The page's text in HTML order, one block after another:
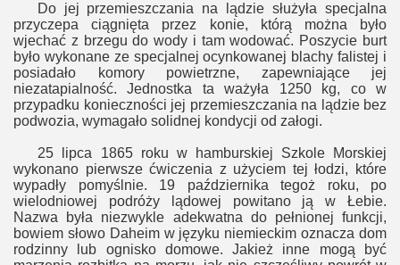
Do jej przemieszczania na lądzie służyła specjalna
przyczepa ciągnięta przez konie, którą można było
wjechać z brzegu do wody i tam wodować. Poszycie burt
było wykonane ze specjalnej ocynkowanej blachy falistej i
posiadało komory powietrzne, zapewniające jej
niezatapialność. Jednostka ta ważyła 1250 kg, co w
przypadku konieczności jej przemieszczania na lądzie bez
podwozia, wymagało solidnej kondycji od załogi.
25 lipca 1865 roku w
hamburskiej Szkole Morskiej
wykonano pierwsze ćwiczenia z użyciem tej łodzi, które
wypadły pomyślnie. 19 października tegoż roku, po
wielodniowej podróży lądowej powitano ją w Łebie.
Nazwa była niezwykle adekwatna do pełnionej funkcji,
bowiem słowo Daheim w języku niemieckim oznacza dom
rodzinny lub ognisko domowe. Jakież inne mogą być